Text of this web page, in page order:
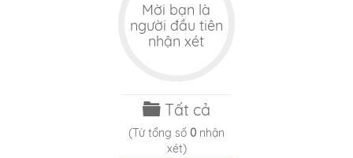
Mời bạn là
người đầu tiên
nhận xét
Tất cả
(Từ tổng số 0 nhận
xét)